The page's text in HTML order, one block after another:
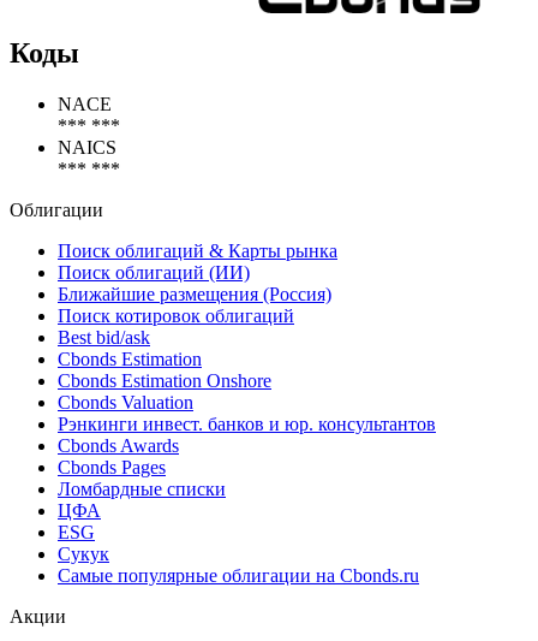
Коды
NACE
*** ***
NAICS
*** ***
Облигации
Поиск облигаций & Карты рынка
Поиск облигаций (ИИ)
Ближайшие размещения (Россия)
Поиск котировок облигаций
Best bid/ask
Cbonds Estimation
Cbonds Estimation Onshore
Cbonds Valuation
Рэнкинги инвест. банков и юр. консультантов
Cbonds Awards
Cbonds Pages
Ломбардные списки
ЦФА
ESG
Сукук
Самые популярные облигации на Cbonds.ru
Акции